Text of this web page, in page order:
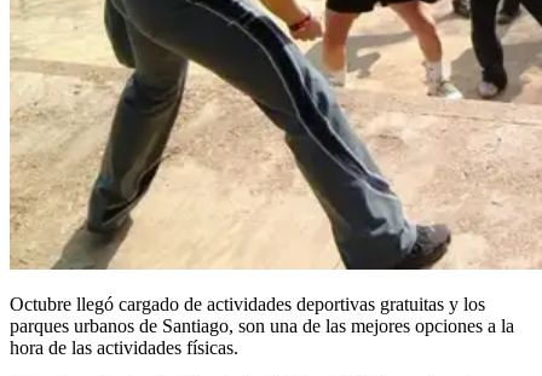
Octubre llegó cargado de actividades deportivas gratuitas y los
parques urbanos de Santiago, son una de las mejores opciones a la
hora de las actividades físicas.